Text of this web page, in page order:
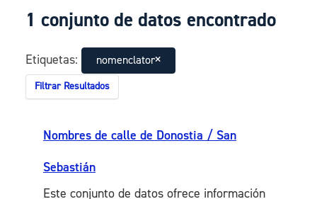
1 conjunto de datos encontrado
Etiquetas: nomenclator
Filtrar Resultados
Nombres de calle de Donostia / San
Sebastián
Este conjunto de datos ofrece información